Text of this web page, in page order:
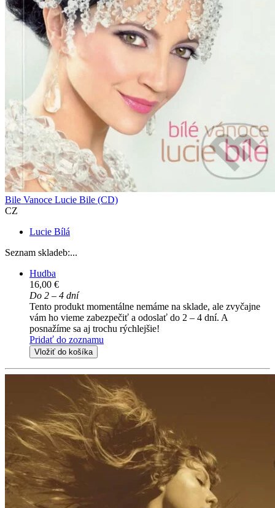
Bile Vanoce Lucie Bile (CD)
CZ
Lucie Bílá
Seznam skladeb:...
Hudba
16,00 €
Do 2 – 4 dní
Tento produkt momentálne nemáme na sklade, ale zvyčajne
vám ho vieme zabezpečiť a odoslať do 2 – 4 dní. A
posnažíme sa aj trochu rýchlejšie!
Pridať do zoznamu
Vložiť do košíka